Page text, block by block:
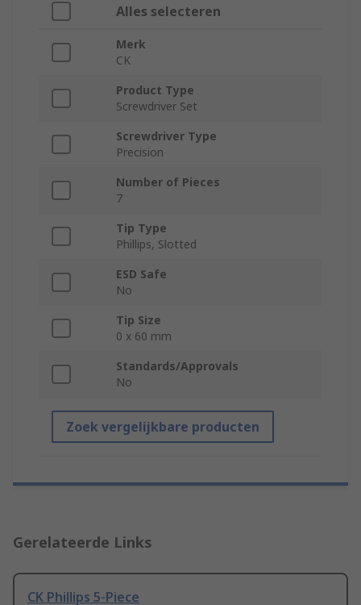
Alles selecteren
Merk
CK
Product Type
Screwdriver Set
Screwdriver Type
Precision
Number of Pieces
7
Tip Type
Phillips, Slotted
ESD Safe
No
Tip Size
0 x 60 mm
Standards/Approvals
No
Zoek vergelijkbare producten
Gerelateerde Links
CK Phillips 5-Piece